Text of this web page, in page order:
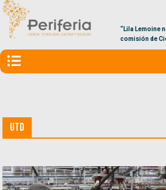
“Lila Lemoine nos
comisión de
UTD